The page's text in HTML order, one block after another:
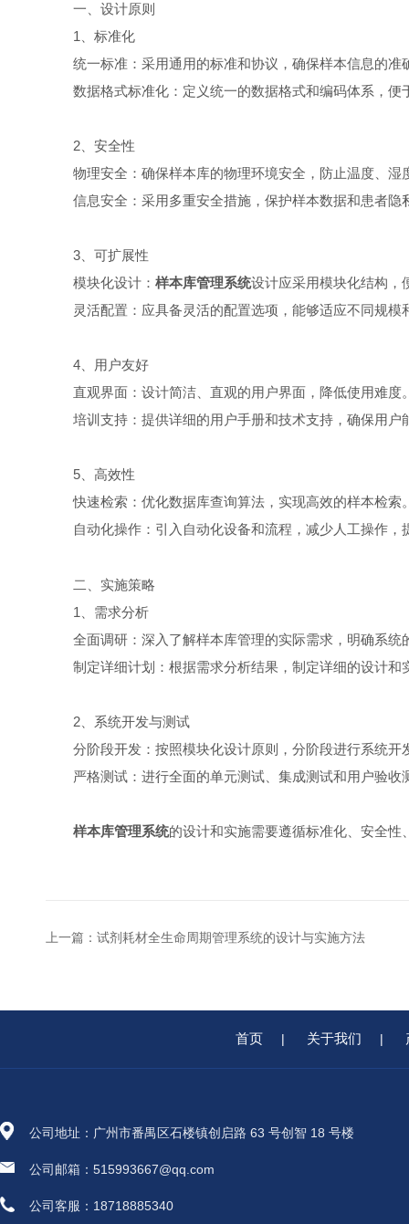
一、设计原则
1、标准化
统一标准：采用通用的标准和协议，确保样本信息的准
数据格式标准化：定义统一的数据格式和编码体系，便
2、安全性
物理安全：确保样本库的物理环境安全，防止温度、湿
信息安全：采用多重安全措施，保护样本数据和患者隐
3、可扩展性
模块化设计： 样本库管理系统设计应采用模块化结构，
灵活配置：应具备灵活的配置选项，能够适应不同规模
4、用户友好
直观界面：设计简洁、直观的用户界面，降低使用难度
培训支持：提供详细的用户手册和技术支持，确保用户
5、高效性
快速检索：优化数据库查询算法，实现高效的样本检索
自动化操作：引入自动化设备和流程，减少人工操作，
二、实施策略
1、需求分析
全面调研：深入了解样本库管理的实际需求，明确系统
制定详细计划：根据需求分析结果，制定详细的设计和
2、系统开发与测试
分阶段开发：按照模块化设计原则，分阶段进行系统开
严格测试：进行全面的单元测试、集成测试和用户验收
样本库管理系统的设计和实施需要遵循标准化、安全
上一篇： 试剂耗材全生命周期管理系统的设计与实施方法
首页 | 关于我们 |
公司地址：广州市番禺区石楼镇创启路 63 号创智 18 号楼
公司邮箱：515993667@qq.com
公司客服：18718885340